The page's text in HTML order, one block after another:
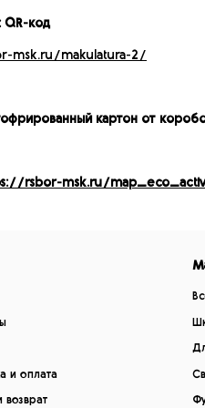
QR-код
msk.ru/makulatura-2/
картон от
rsbor-msk.ru/
и оплата